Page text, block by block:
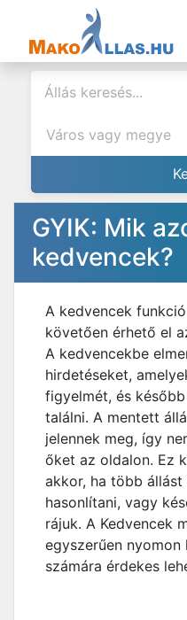
GYIK: Mik
kedvencek?
A kedvencek
követően érhető el
A kedvencekbe
hirdetéseket,
figyelmét, és
találni. A mentett
jelennek meg, így
őket az oldalon. Ez
akkor, ha több
hasonlítani, vagy
rájuk. A Kedvencek
egyszerűen
számára érdekes